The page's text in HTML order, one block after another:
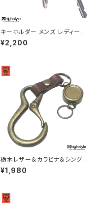
キーホルダー メンズ レディース
栃木レザー カラビナ 二重リング
×3 キーホルダー アクセサリー
¥2,200
栃木レザー＆カラビナ＆シングル
リールキー アンティークカラー
キーホルダー highstyle ハイ
¥1,980